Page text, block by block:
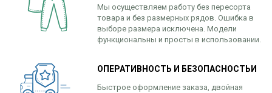
Мы осуществляем работу без пересорта
товара и без размерных рядов. Ошибка в
выборе размера исключена. Модели
функциональны и просты в использовании.
ОПЕРАТИВНОСТЬ И БЕЗОПАСНОСТЬИ
Быстрое оформление заказа, двойная